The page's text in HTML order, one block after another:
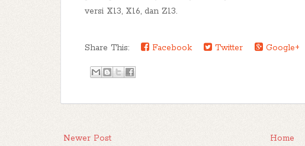
versi X13, X16, dan Z13.
Share This: Facebook Twitter Google+
Newer Post Home